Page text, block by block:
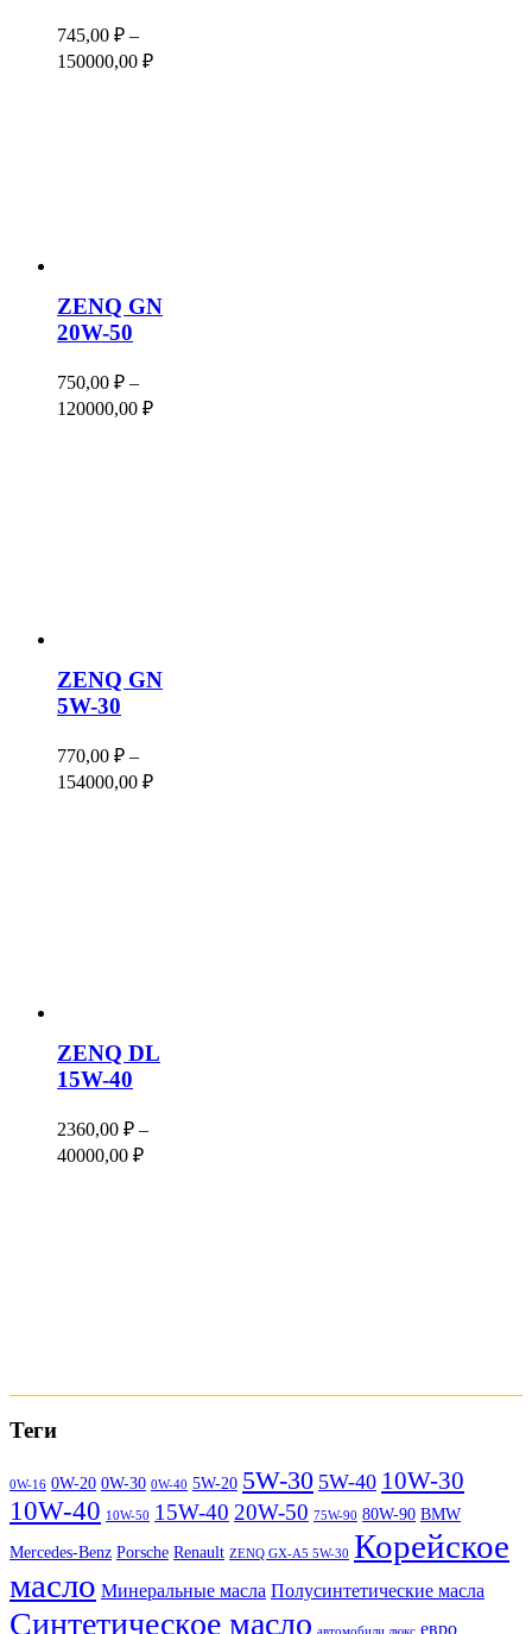
745,00 ₽ –
150000,00 ₽Диапазон
ZENQ GN
20W-50
750,00 ₽ –
120000,00 ₽Диапазон
ZENQ GN
5W-30
770,00 ₽ –
154000,00 ₽Диапазон
ZENQ DL
15W-40
2360,00 ₽ –
40000,00 ₽Диапазон
Теги
0W-16 0W-20 0W-30 0W-40 5W-20 5W-30 5W-40 10W-30
10W-40 10W-50 15W-40 20W-50 75W-90 80W-90 BMW
Mercedes-Benz Porsche Renault ZENQ GX-A5 5W-30 Корейское
масло Минеральные масла Полусинтетические масла
Синтетическое масло автомобили люкс евро